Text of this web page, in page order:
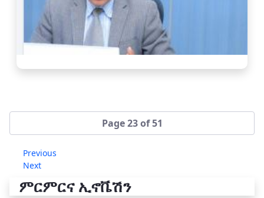
Page 23 of 51
Previous
Next
ምርምርና ኢኖቬሽን